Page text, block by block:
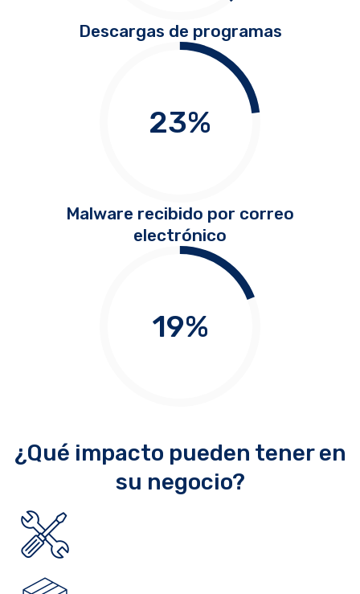
Descargas de programas
23%
Malware recibido por correo
electrónico
19%
¿Qué impacto pueden tener en
su negocio?